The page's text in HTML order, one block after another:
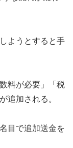
ようとすると手
料が必要」「税
追加される。
目で追加送金を